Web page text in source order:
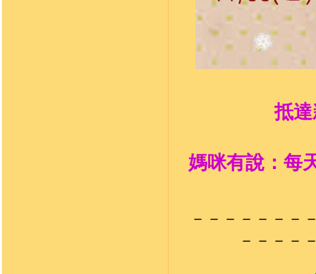
抵
媽咪有說：每
－－－－－－－
－－－－